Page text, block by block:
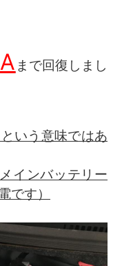
まで回復しまし
いう意味ではあ
インバッテリー
です）